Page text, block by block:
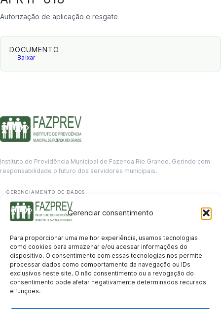
Gerenciar consentimento
Para proporcionar uma melhor experiência, usamos tecnologias
como cookies para armazenar e/ou acessar informações do
dispositivo. O consentimento com essas tecnologias nos permite
processar dados como comportamento da navegação ou IDs
exclusivos neste site. O não consentimento ou a revogação do
consentimento pode afetar negativamente determinados recursos
e funções.
Autorização de aplicação e resgate
DOCUMENTO
Baixar
Instituto de Previdência Municipal de Fazenda Rio Grande. Gerindo com
responsabilidade o futuro dos servidores municipais.
GERENCIAMENTO DE DADOS
Departamento de informação
contato@fazprev.pr.gov.br
(41) 3995-2146
Serviços
Aposentadoria Pensão por Morte Benefício por Invalidez Auxílio Doença
Holerite Online Protocolo Online
Transparência
Portal da Transparência